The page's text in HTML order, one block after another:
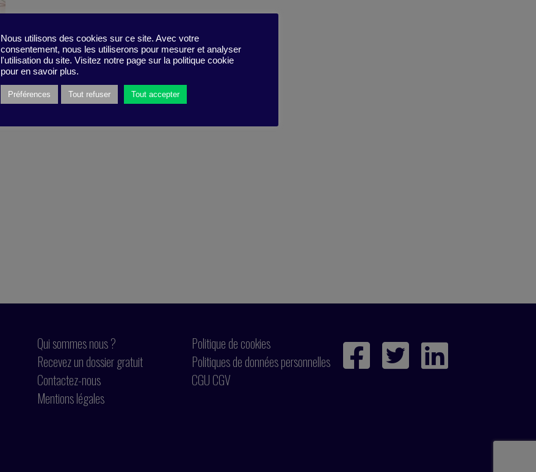
Qui sommes nous ?
Recevez un dossier gratuit
Contactez-nous
Mentions légales
Politique de cookies
Politiques de données personnelles
CGU CGV
Nous utilisons des cookies sur ce site. Avec votre
consentement, nous les utiliserons pour mesurer et analyser
l'utilisation du site. Visitez notre page sur la politique cookie
pour en savoir plus.
Préférences Tout refuser Tout accepter